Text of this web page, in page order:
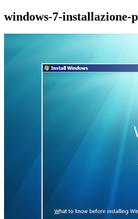
windows-7-installazione-